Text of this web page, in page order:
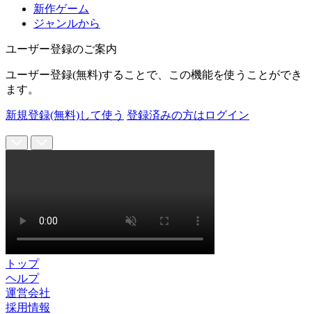
新作ゲーム
ジャンルから
ユーザー登録のご案内
ユーザー登録(無料)することで、この機能を使うことができ
ます。
新規登録(無料)して使う 登録済みの方はログイン
トップ
ヘルプ
運営会社
採用情報